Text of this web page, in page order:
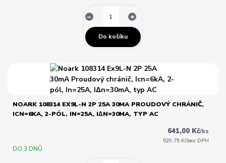
Do košíku
NOARK 108314 EX9L-N 2P 25A 30MA PROUDOVÝ CHRÁNIČ,
ICN=6KA, 2-PÓL, IN=25A, IΔN=30MA, TYP AC
641,00 Kč/ks
529,75 Kčbez DPH
DO 3 DNŮ